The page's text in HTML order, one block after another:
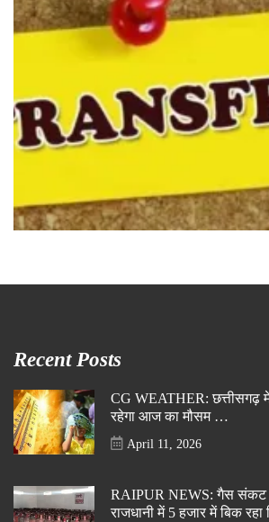
Recent Posts
CG WEATHER: छत्तीसगढ़
रहेगा आज का मौसम …
April 11, 2026
RAIPUR NEWS: गैस संकट
राजधानी में 5 हजार में बिक